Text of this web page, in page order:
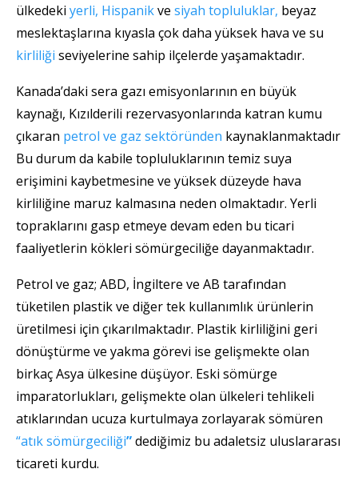
ülkedeki yerli, Hispanikve siyah topluluklar, beyaz
meslektaşlarına kıyasla çok daha yüksek hava ve su
kirliliği seviyelerine sahip ilçelerde yaşamaktadır.
Kanada’daki sera gazı emisyonlarının en büyük
kaynağı, Kızılderili rezervasyonlarında katran kumu
çıkaran petrol ve gaz sektöründen kaynaklanmaktadır
Bu durum da kabile topluluklarının temiz suya
erişimini kaybetmesine ve yüksek düzeyde hava
kirliliğine maruz kalmasına neden olmaktadır. Yerli
topraklarını gasp etmeye devam eden bu ticari
faaliyetlerin kökleri sömürgeciliğe dayanmaktadır.
Petrol ve gaz; ABD, İngiltere ve AB tarafından
tüketilen plastik ve diğer tek kullanımlık ürünlerin
üretilmesi için çıkarılmaktadır. Plastik kirliliğini geri
dönüştürme ve yakma görevi ise gelişmekte olan
birkaç Asya ülkesine düşüyor. Eski sömürge
imparatorlukları, gelişmekte olan ülkeleri tehlikeli
atıklarından ucuza kurtulmaya zorlayarak sömüren
“atık sömürgeciliği”dediğimiz bu adaletsiz uluslararası
ticareti kurdu.